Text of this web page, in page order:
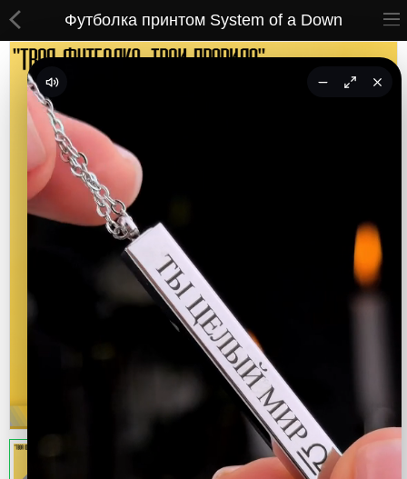
ВСЕ ТОВАРЫ
Принты
Вышивки
Сумки
Кастомные коврики
Футболка принтом System of a Down